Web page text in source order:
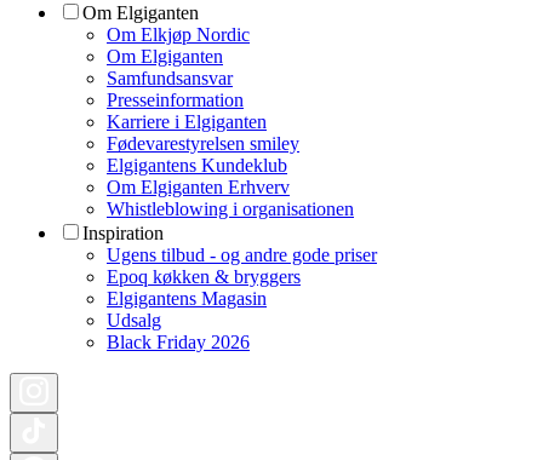
Om Elgiganten
Om Elkjøp Nordic
Om Elgiganten
Samfundsansvar
Presseinformation
Karriere i Elgiganten
Fødevarestyrelsen smiley
Elgigantens Kundeklub
Om Elgiganten Erhverv
Whistleblowing i organisationen
Inspiration
Ugens tilbud - og andre gode priser
Epoq køkken & bryggers
Elgigantens Magasin
Udsalg
Black Friday 2026